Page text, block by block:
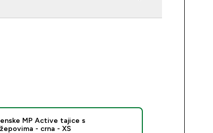
MP Active tajice s
- crna - XS